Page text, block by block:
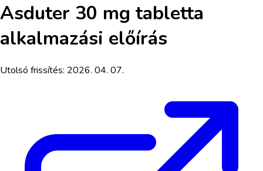
Asduter 30 mg tabletta
alkalmazási előírás
Utolsó frissítés: 2026. 04. 07.